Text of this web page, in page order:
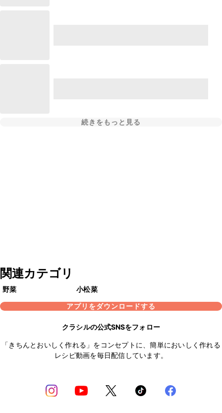
続きをもっと見る
関連カテゴリ
野菜
小松菜
アプリをダウンロードする
クラシルの公式SNSをフォロー
「きちんとおいしく作れる」をコンセプトに、簡単においしく作れる
レシピ動画を毎日配信しています。